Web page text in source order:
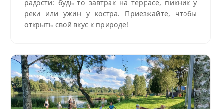
радости: будь то завтрак на террасе, пикник у
реки или ужин у костра. Приезжайте, чтобы
открыть свой вкус к природе!